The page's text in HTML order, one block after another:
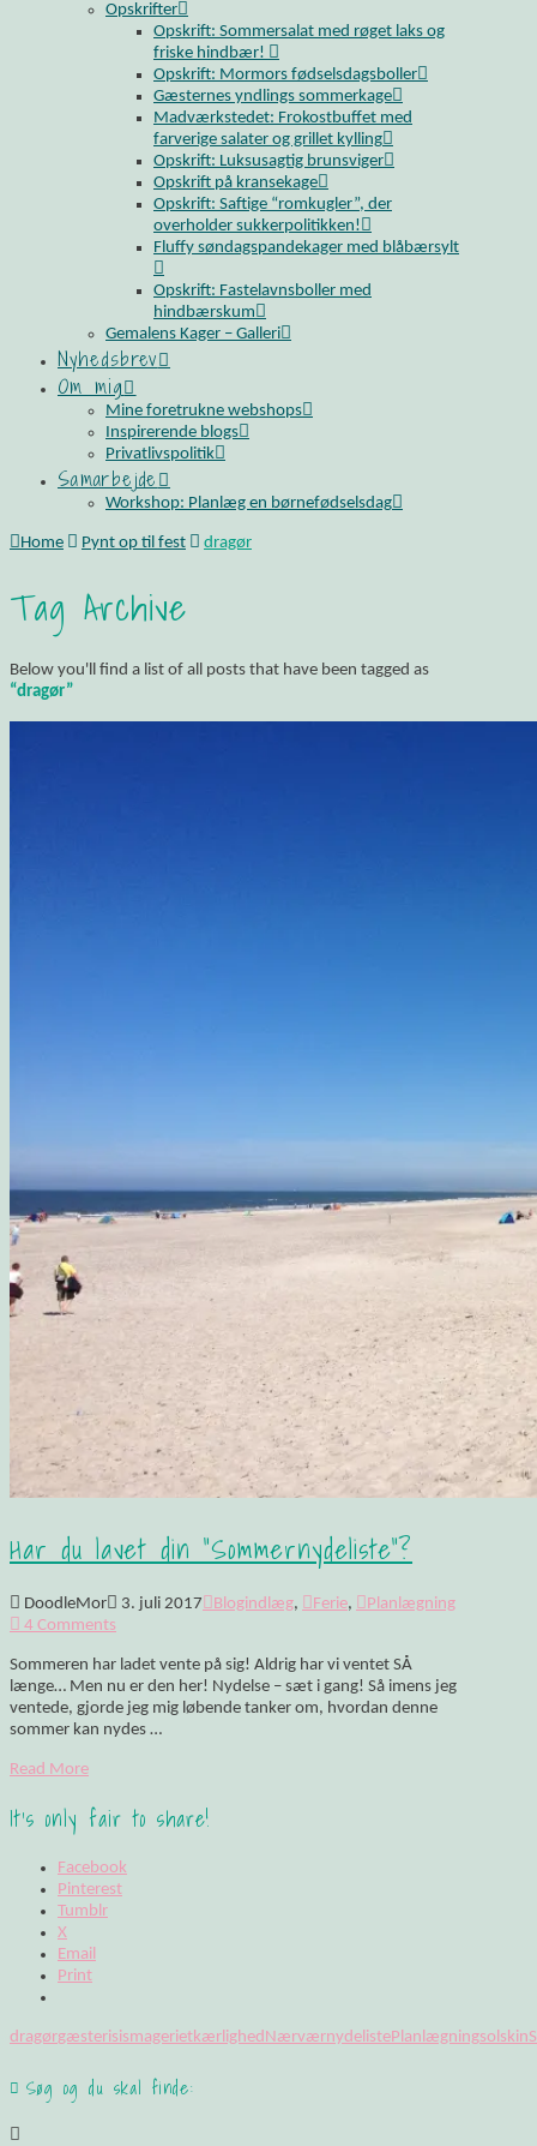
Opskrifter
Opskrift: Sommersalat med røget laks og
friske hindbær!
Opskrift: Mormors fødselsdagsboller
Gæsternes yndlings sommerkage
Madværkstedet: Frokostbuffet med
farverige salater og grillet kylling
Opskrift: Luksusagtig brunsviger
Opskrift på kransekage
Opskrift: Saftige “romkugler”, der
overholder sukkerpolitikken!
Fluffy søndagspandekager med blåbærsylt
Opskrift: Fastelavnsboller med
hindbærskum
Gemalens Kager – Galleri
Nyhedsbrev
Om mig
Mine foretrukne webshops
Inspirerende blogs
Privatlivspolitik
Samarbejde
Workshop: Planlæg en børnefødselsdag
Home Pynt op til fest dragør
Tag Archive
Below you'll find a list of all posts that have been tagged as
“dragør”
Har du lavet din “Sommernydeliste”?
DoodleMor 3. juli 2017 Blogindlæg, Ferie,
Planlægning
4 Comments
Sommeren har ladet vente på sig! Aldrig har vi ventet SÅ
længe… Men nu er den her! Nydelse – sæt i gang! Så imens jeg
ventede, gjorde jeg mig løbende tanker om, hvordan denne
sommer kan nydes …
Read More
It's only fair to share!
Facebook
Pinterest
Tumblr
X
Email
Print
dragørgæsterisismagerietkærlighed NærværnydelistePlanlægningsolskin
Søg og du skal finde: